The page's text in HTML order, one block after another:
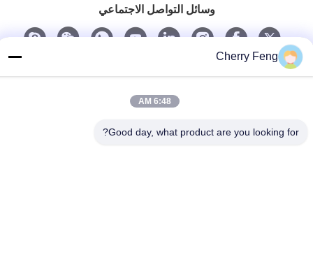
وسائل التواصل الاجتماعي
Cherry Feng
6:48 AM
Good day, what product are you looking for?